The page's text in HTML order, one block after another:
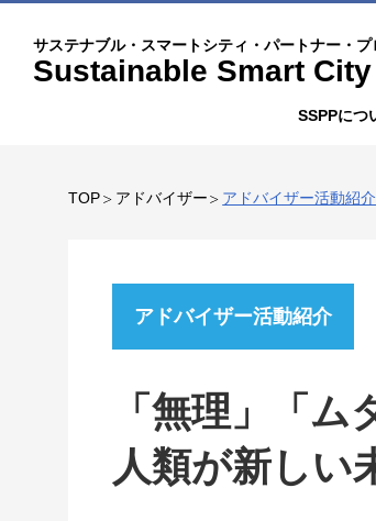
サステナブル・スマートシティ・パートナー・プ
Sustainable Smart City
SSPPにつ
TOP アドバイザー アドバイザー活動紹介
アドバイザー活動紹介
「無理」「
人類が新しい